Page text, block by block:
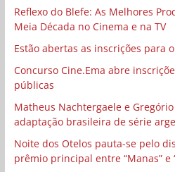
Reflexo do Blefe: As Melhores
Meia Década no Cinema e na TV
Estão abertas as inscrições para
Concurso Cine.Ema abre
públicas
Matheus Nachtergaele e
adaptação brasileira de série
Noite dos Otelos pauta-se pelo
prêmio principal entre “Manas” e